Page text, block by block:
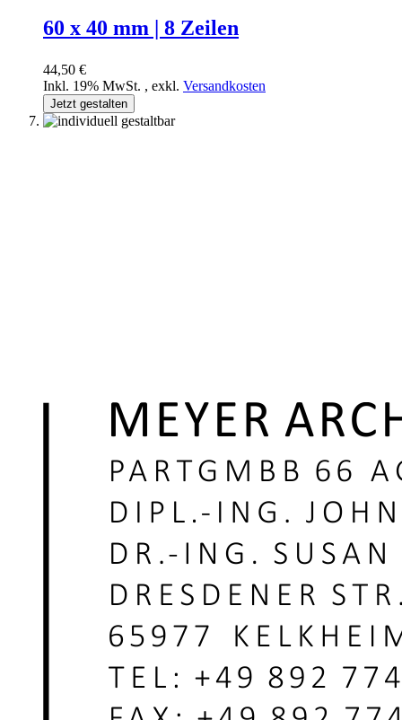
60 x 40 mm | 8 Zeilen
44,50 €
Inkl. 19% MwSt. , exkl. Versandkosten
Jetzt gestalten